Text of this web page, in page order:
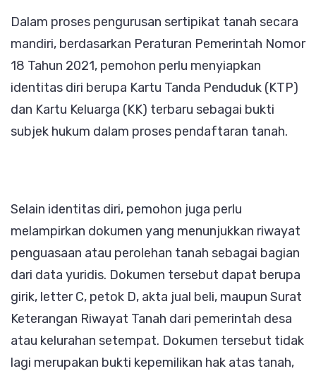
Dalam proses pengurusan sertipikat tanah secara
mandiri, berdasarkan Peraturan Pemerintah Nomor
18 Tahun 2021, pemohon perlu menyiapkan
identitas diri berupa Kartu Tanda Penduduk (KTP)
dan Kartu Keluarga (KK) terbaru sebagai bukti
subjek hukum dalam proses pendaftaran tanah.
Selain identitas diri, pemohon juga perlu
melampirkan dokumen yang menunjukkan riwayat
penguasaan atau perolehan tanah sebagai bagian
dari data yuridis. Dokumen tersebut dapat berupa
girik, letter C, petok D, akta jual beli, maupun Surat
Keterangan Riwayat Tanah dari pemerintah desa
atau kelurahan setempat. Dokumen tersebut tidak
lagi merupakan bukti kepemilikan hak atas tanah,